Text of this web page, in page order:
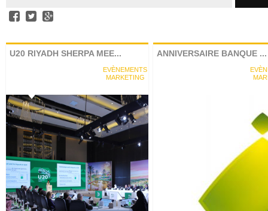
U20 RIYADH SHERPA MEE...
EVÈNEMENTS
MARKETING
ANNIVERSAIRE BANQUE ...